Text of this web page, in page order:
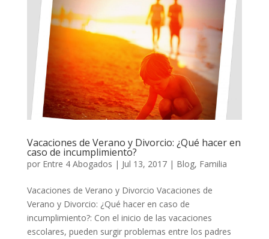
Vacaciones de Verano y Divorcio: ¿Qué hacer en
caso de incumplimiento?
por Entre 4 Abogados | Jul 13, 2017| Blog, Familia
Vacaciones de Verano y Divorcio Vacaciones de
Verano y Divorcio: ¿Qué hacer en caso de
incumplimiento?: Con el inicio de las vacaciones
escolares, pueden surgir problemas entre los padres